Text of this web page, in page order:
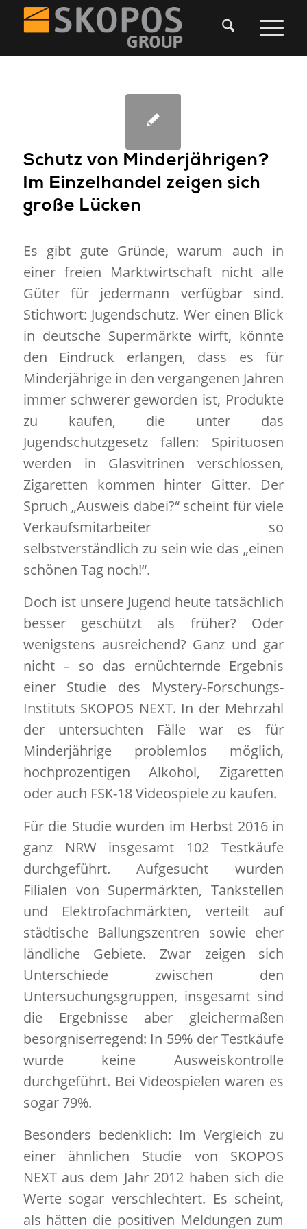
Schutz von Minderjährigen?
Im Einzelhandel zeigen sich
große Lücken
Es gibt gute Gründe, warum auch in
einer freien Marktwirtschaft nicht alle
Güter für jedermann verfügbar sind.
Stichwort: Jugendschutz. Wer einen Blick
in deutsche Supermärkte wirft, könnte
den Eindruck erlangen, dass es für
Minderjährige in den vergangenen Jahren
immer schwerer geworden ist, Produkte
zu kaufen, die unter das
Jugendschutzgesetz fallen: Spirituosen
werden in Glasvitrinen verschlossen,
Zigaretten kommen hinter Gitter. Der
Spruch „Ausweis dabei?“ scheint für viele
Verkaufsmitarbeiter so
selbstverständlich zu sein wie das „einen
schönen Tag noch!“.
Doch ist unsere Jugend heute tatsächlich
besser geschützt als früher? Oder
wenigstens ausreichend? Ganz und gar
nicht – so das ernüchternde Ergebnis
einer Studie des Mystery-Forschungs-
Instituts SKOPOS NEXT. In der Mehrzahl
der untersuchten Fälle war es für
Minderjährige problemlos möglich,
hochprozentigen Alkohol, Zigaretten
oder auch FSK-18 Videospiele zu kaufen.
Für die Studie wurden im Herbst 2016 in
ganz NRW insgesamt 102 Testkäufe
durchgeführt. Aufgesucht wurden
Filialen von Supermärkten, Tankstellen
und Elektrofachmärkten, verteilt auf
städtische Ballungszentren sowie eher
ländliche Gebiete. Zwar zeigen sich
Unterschiede zwischen den
Untersuchungsgruppen, insgesamt sind
die Ergebnisse aber gleichermaßen
besorgniserregend: In 59% der Testkäufe
wurde keine Ausweiskontrolle
durchgeführt. Bei Videospielen waren es
sogar 79%.
Besonders bedenklich: Im Vergleich zu
einer ähnlichen Studie von SKOPOS
NEXT aus dem Jahr 2012 haben sich die
Werte sogar verschlechtert. Es scheint,
als hätten die positiven Meldungen zum